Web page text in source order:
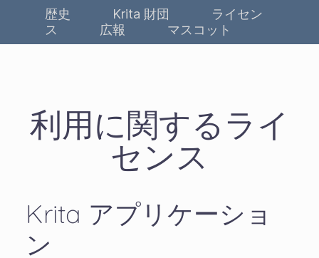
歴史 Krita 財団
ライセン
ス
広報 マスコット
利用に関するライ
センス
Krita アプリケーショ
ン